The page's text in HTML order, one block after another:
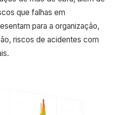
que falhas em
para a organização,
riscos de acidentes com